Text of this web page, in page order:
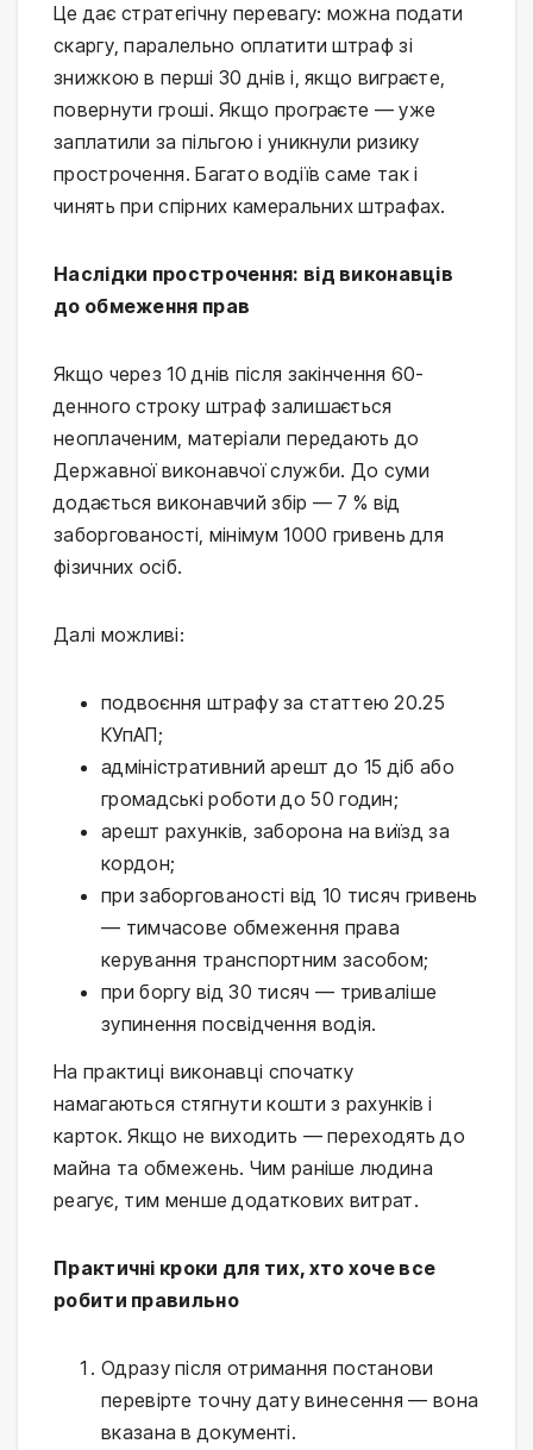
Це дає стратегічну перевагу: можна подати
скаргу, паралельно оплатити штраф зі
знижкою в перші 30 днів і, якщо виграєте,
повернути гроші. Якщо програєте — уже
заплатили за пільгою і уникнули ризику
прострочення. Багато водіїв саме так і
чинять при спірних камеральних штрафах.
Наслідки прострочення: від виконавців
до обмеження прав
Якщо через 10 днів після закінчення 60-
денного строку штраф залишається
неоплаченим, матеріали передають до
Державної виконавчої служби. До суми
додається виконавчий збір — 7 % від
заборгованості, мінімум 1000 гривень для
фізичних осіб.
Далі можливі:
подвоєння штрафу за статтею 20.25
КУпАП;
адміністративний арешт до 15 діб або
громадські роботи до 50 годин;
арешт рахунків, заборона на виїзд за
кордон;
при заборгованості від 10 тисяч гривень
— тимчасове обмеження права
керування транспортним засобом;
при боргу від 30 тисяч — триваліше
зупинення посвідчення водія.
На практиці виконавці спочатку
намагаються стягнути кошти з рахунків і
карток. Якщо не виходить — переходять до
майна та обмежень. Чим раніше людина
реагує, тим менше додаткових витрат.
Практичні кроки для тих, хто хоче все
робити правильно
Одразу після отримання постанови
перевірте точну дату винесення — вона
вказана в документі.